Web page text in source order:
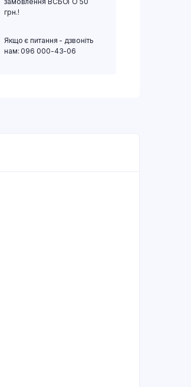
грн.!
Якщо є питання - дзвоніть
нам: 096 000-43-06